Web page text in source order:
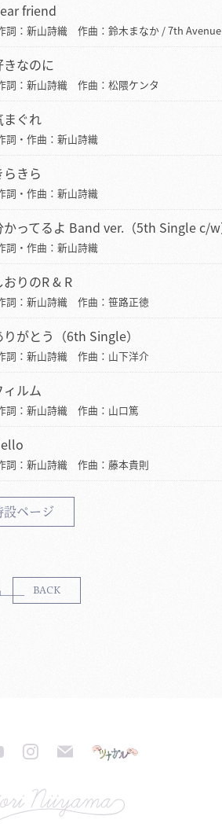
friend
詞：新山詩織 作曲：鈴木まなか / 7th Avenue
きなのに
詞：新山詩織 作曲：松隈ケンタ
まぐれ
詞・作曲：新山詩織
らきら
詞・作曲：新山詩織
かってるよ Band ver.（5th Single c/
詞・作曲：新山詩織
おりのR & R
詞：新山詩織 作曲：笹路正徳
りがとう（6th Single）
詞：新山詩織 作曲：山下洋介
ィルム
詞：新山詩織 作曲：山口篤
詞：新山詩織 作曲：藤本貴則
設ページ
BACK